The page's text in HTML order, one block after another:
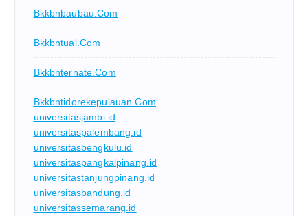
Bkkbnbaubau.com
Bkkbntual.com
Bkkbnternate.com
Bkkbntidorekepulauan.com
universitasjambi.id
universitaspalembang.id
universitasbengkulu.id
universitaspangkalpinang.id
universitastanjungpinang.id
universitasbandung.id
universitassemarang.id